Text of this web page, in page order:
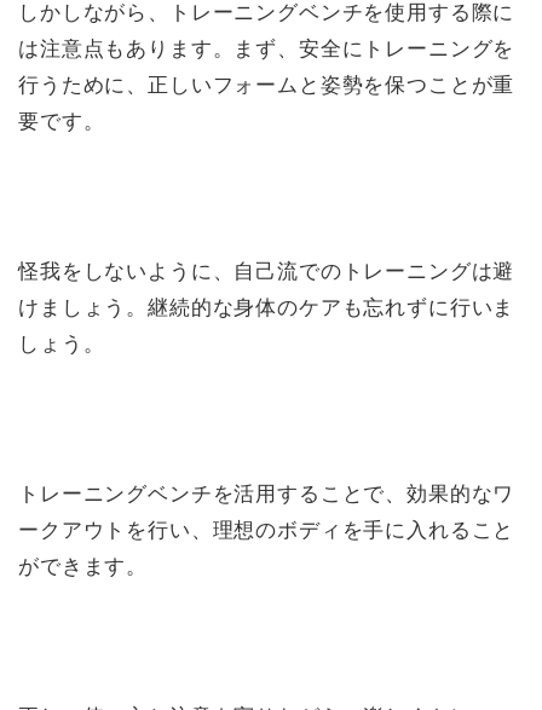
しかしながら、トレーニングベンチを使用する際に
は注意点もあります。まず、安全にトレーニングを
行うために、正しいフォームと姿勢を保つことが重
要です。
怪我をしないように、自己流でのトレーニングは避
けましょう。継続的な身体のケアも忘れずに行いま
しょう。
トレーニングベンチを活用することで、効果的なワ
ークアウトを行い、理想のボディを手に入れること
ができます。